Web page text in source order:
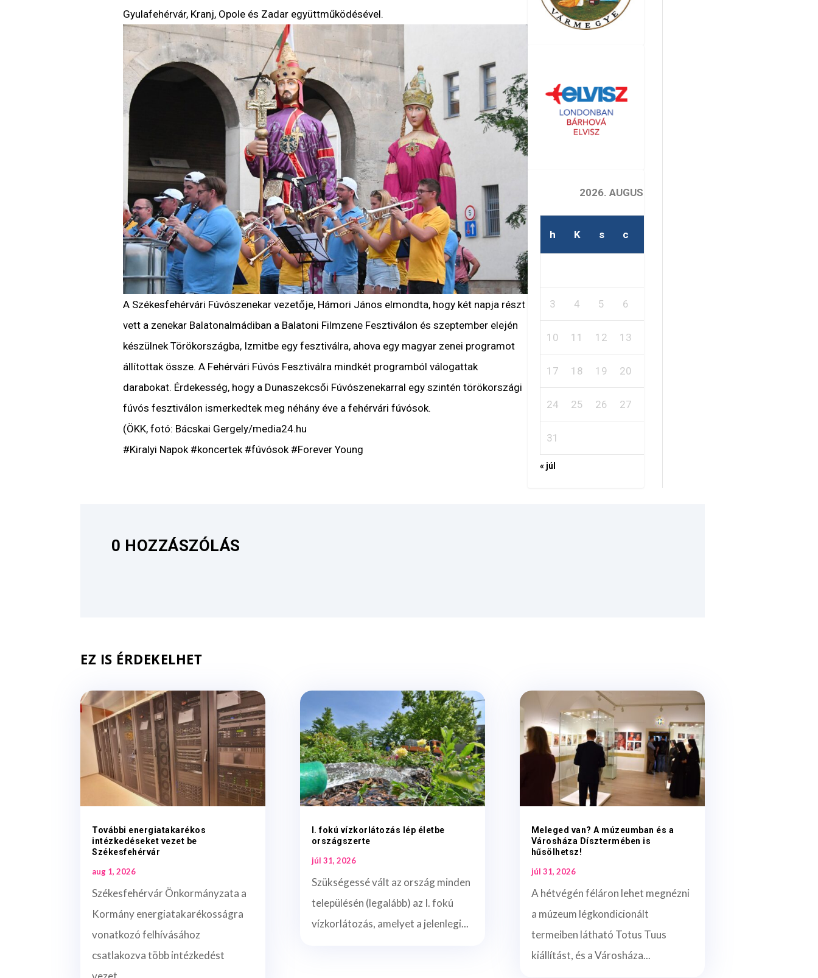
Gyulafehérvár, Kranj, Opole és Zadar együttműködésével.
A Székesfehérvári Fúvószenekar vezetője, Hámori János elmondta, hogy két napja részt
vett a zenekar Balatonalmádiban a Balatoni Filmzene Fesztiválon és szeptember elején
készülnek Törökországba, Izmitbe egy fesztiválra, ahova egy magyar zenei programot
állítottak össze. A Fehérvári Fúvós Fesztiválra mindkét programból válogattak
darabokat. Érdekesség, hogy a Dunaszekcsői Fúvószenekarral egy szintén törökországi
fúvós fesztiválon ismerkedtek meg néhány éve a fehérvári fúvósok.
(ÖKK, fotó: Bácskai Gergely/media24.hu
#Kiralyi Napok #koncertek #fúvósok #Forever Young
2026. AUGUSZTUS
h K s c
3 4 5 6
10 11 12 13
17 18 19 20
24 25 26 27
31
« júl
0 HOZZÁSZÓLÁS
EZ IS ÉRDEKELHET
További energiatakarékos
intézkedéseket vezet be
Székesfehérvár
aug 1, 2026
Székesfehérvár Önkormányzata a
Kormány energiatakarékosságra
vonatkozó felhívásához
csatlakozva több intézkedést
I. fokú vízkorlátozás lép életbe
országszerte
júl 31, 2026
Szükségessé vált az ország minden
településén (legalább) az I. fokú
vízkorlátozás, amelyet a jelenlegi...
Meleged van? A múzeumban és a
Városháza Dísztermében is
hűsölhetsz!
júl 31, 2026
A hétvégén féláron lehet megnézni
a múzeum légkondicionált
termeiben látható Totus Tuus
kiállítást, és a Városháza...